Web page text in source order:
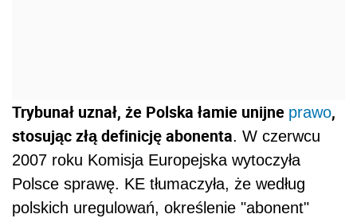
Trybunał uznał, że Polska łamie unijne prawo,
stosując złą definicję abonenta. W czerwcu
2007 roku Komisja Europejska wytoczyła
Polsce sprawę. KE tłumaczyła, że według
polskich uregulowań, określenie "abonent"